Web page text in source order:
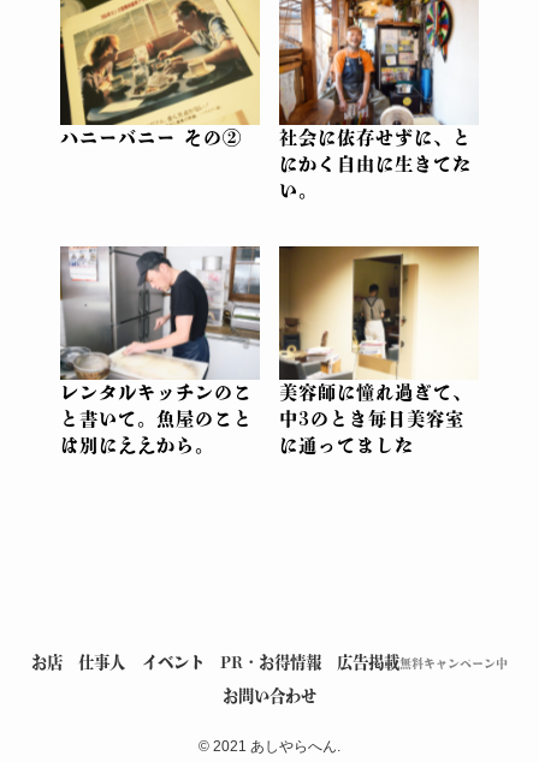
ハニーバニー その②
社会に依存せずに、と
にかく自由に生きてた
い。
レンタルキッチンのこ
と書いて。魚屋のこと
は別にええから。
美容師に憧れ過ぎて、
中3のとき毎日美容室
に通ってました
お店 仕事人 イベント PR・お得情報 広告掲載無料キャンペーン中
お問い合わせ
© 2021 あしやらへん.